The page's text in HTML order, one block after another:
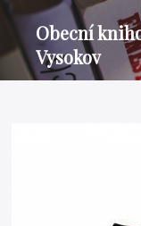
Obecní
Vysokov